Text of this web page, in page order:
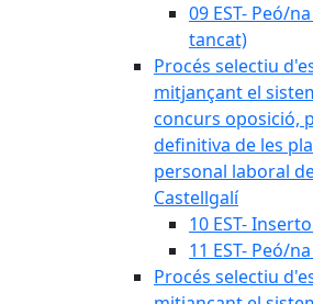
09 EST- Peó/
tancat)
Procés selectiu
mitjançant el
concurs oposició,
definitiva de les
personal laboral
Castellgalí
10 EST-
11 EST- Peó/
Procés selectiu